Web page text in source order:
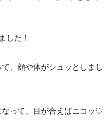
した！
、顔や体がシュッとしまし
なって、目が合えばニコッ♡